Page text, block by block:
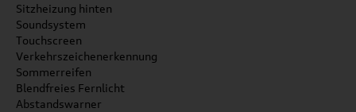
Sitzheizung hinten
Soundsystem
Touchscreen
Verkehrszeichenerkennung
Sommerreifen
Blendfreies Fernlicht
Abstandswarner